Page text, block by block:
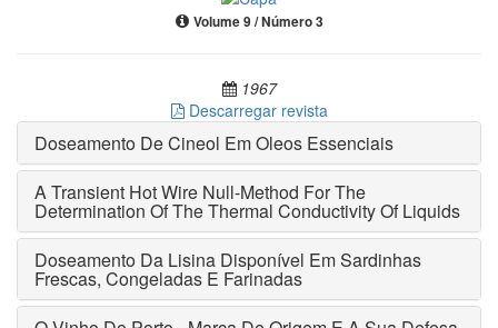
Volume 9 / Número 3
1967
Descarregar revista
Doseamento De Cineol Em Oleos Essenciais
A Transient Hot Wire Null-Method For The
Determination Of The Thermal Conductivity Of Liquids
Doseamento Da Lisina Disponível Em Sardinhas
Frescas, Congeladas E Farinadas